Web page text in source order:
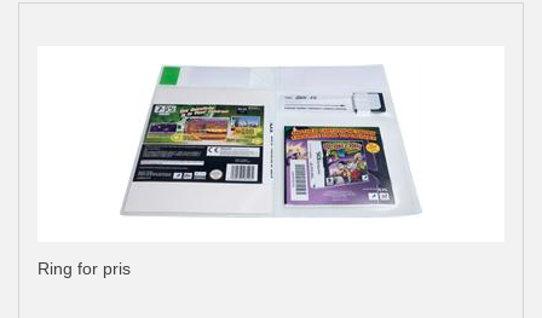
Ring for pris